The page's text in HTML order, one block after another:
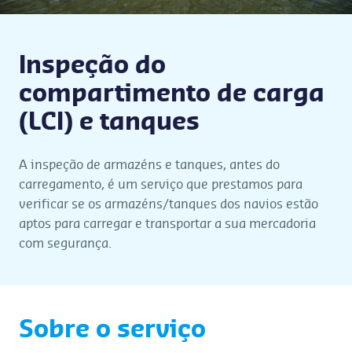
Inspeção do
compartimento de carga
(LCI) e tanques
A inspeção de armazéns e tanques, antes do
carregamento, é um serviço que prestamos para
verificar se os armazéns/tanques dos navios estão
aptos para carregar e transportar a sua mercadoria
com segurança.
Sobre o serviço